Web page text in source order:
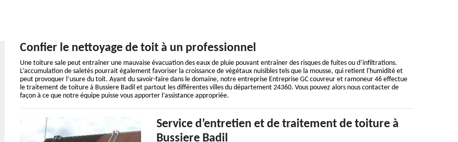
Confier le nettoyage de toit à un professionnel
Une toiture sale peut entraîner une mauvaise évacuation des eaux de pluie pouvant entraîner des risques de fuites ou d’infiltrations.
L’accumulation de saletés pourrait également favoriser la croissance de végétaux nuisibles tels que la mousse, qui retient l'humidité et
peut provoquer l’usure du toit. Ayant du savoir-faire dans le domaine, notre entreprise Entreprise GC couvreur et ramoneur 46 effectue
le traitement de toiture à Bussiere Badil et partout les différentes villes du département 24360. Vous pouvez alors nous contacter de
façon à ce que notre équipe puisse vous apporter l’assistance appropriée.
Service d’entretien et de traitement de toiture à
Bussiere Badil